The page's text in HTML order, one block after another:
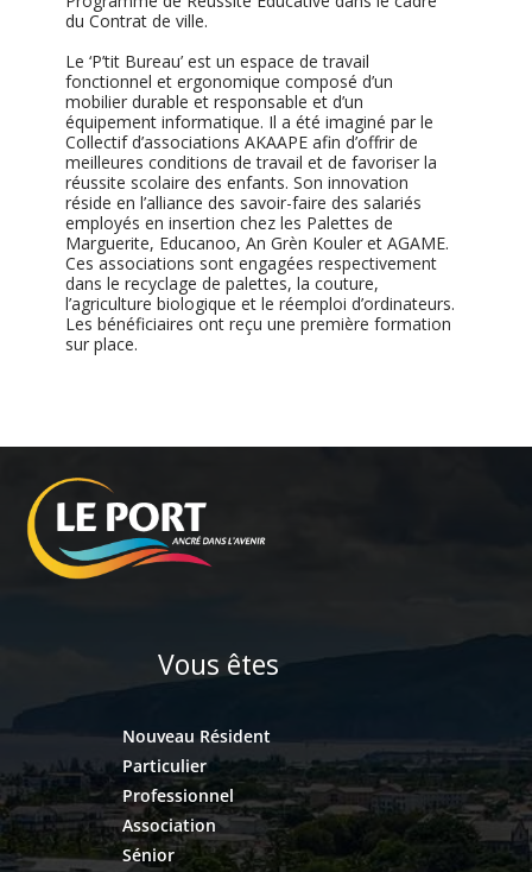
du Contrat de ville.
Le ‘P’tit Bureau’ est un espace de travail
fonctionnel et ergonomique composé d’un
mobilier durable et responsable et d’un
équipement informatique. Il a été imaginé par le
Collectif d’associations AKAAPE afin d’offrir de
meilleures conditions de travail et de favoriser la
réussite scolaire des enfants. Son innovation
réside en l’alliance des savoir-faire des salariés
employés en insertion chez les Palettes de
Marguerite, Educanoo, An Grèn Kouler et AGAME.
Ces associations sont engagées respectivement
dans le recyclage de palettes, la couture,
l’agriculture biologique et le réemploi d’ordinateurs.
Les bénéficiaires ont reçu une première formation
sur place.
Vous êtes
Nouveau Résident
Particulier
Professionnel
Association
Sénior